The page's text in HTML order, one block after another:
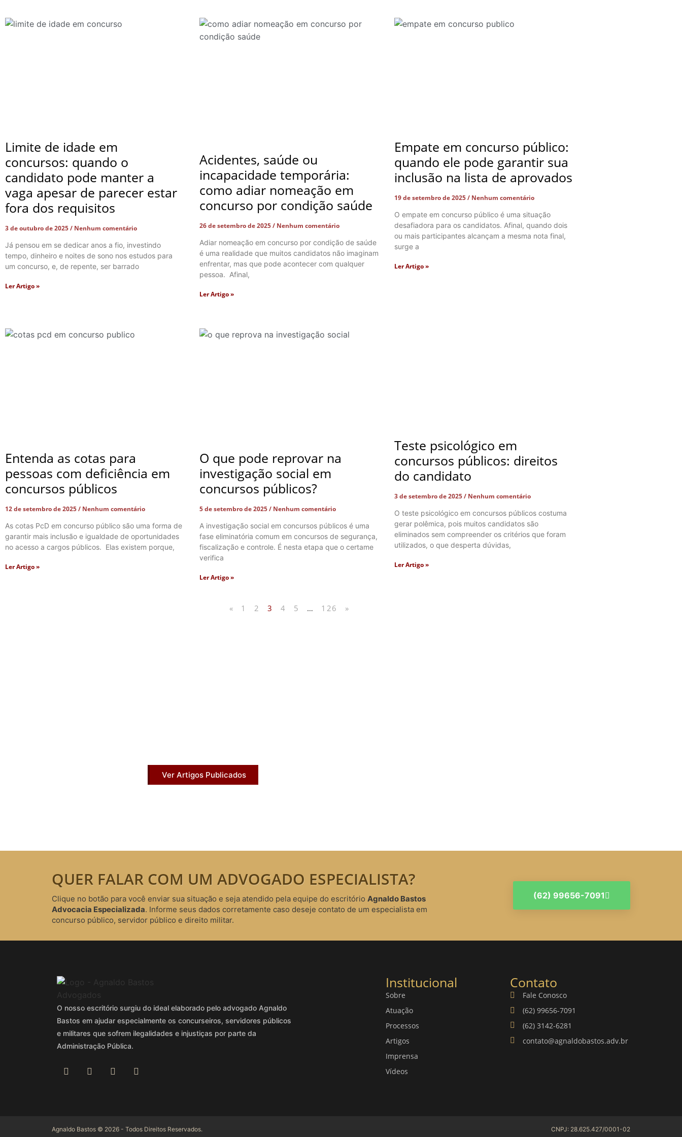
Limite de idade em
concursos: quando o
candidato pode manter a
vaga apesar de parecer estar
fora dos requisitos
3 de outubro de 2025
Nenhum comentário
Já pensou em se dedicar anos a fio, investindo
tempo, dinheiro e noites de sono nos estudos para
um concurso, e, de repente, ser barrado
Ler Artigo »
Acidentes, saúde ou
incapacidade temporária:
como adiar nomeação em
concurso por condição saúde
26 de setembro de 2025 Nenhum comentário
Adiar nomeação em concurso por condição de saúde
é uma realidade que muitos candidatos não imaginam
enfrentar, mas que pode acontecer com qualquer
pessoa. Afinal,
Ler Artigo »
Empate em concurso público:
quando ele pode garantir sua
inclusão na lista de aprovados
19 de setembro de 2025 Nenhum comentário
O empate em concurso público é uma situação
desafiadora para os candidatos. Afinal, quando dois
ou mais participantes alcançam a mesma nota final,
surge a
Ler Artigo »
Entenda as cotas para
pessoas com deficiência em
concursos públicos
12 de setembro de 2025
Nenhum comentário
As cotas PcD em concurso público são uma forma de
garantir mais inclusão e igualdade de oportunidades
no acesso a cargos públicos. Elas existem porque,
Ler Artigo »
O que pode reprovar na
investigação social em
concursos públicos?
5 de setembro de 2025 Nenhum comentário
A investigação social em concursos públicos é uma
fase eliminatória comum em concursos de segurança,
fiscalização e controle. É nesta etapa que o certame
verifica
Ler Artigo »
Teste psicológico em
concursos públicos: direitos
do candidato
3 de setembro de 2025 Nenhum comentário
O teste psicológico em concursos públicos costuma
gerar polêmica, pois muitos candidatos são
eliminados sem compreender os critérios que foram
utilizados, o que desperta dúvidas,
Ler Artigo »
« 1 2 3 4 5 … 126 »
Ver Artigos Publicados
QUER FALAR COM UM ADVOGADO ESPECIALISTA?
Clique no botão para você enviar sua situação e seja atendido pela equipe do escritório Agnaldo Bastos
Advocacia Especializada. Informe seus dados corretamente caso deseje contato de um especialista em
concurso público, servidor público e direito militar.
(62) 99656-7091
O nosso escritório surgiu do ideal elaborado pelo advogado Agnaldo
Bastos em ajudar especialmente os concurseiros, servidores públicos
e militares que sofrem ilegalidades e injustiças por parte da
Administração Pública.
Institucional
Sobre
Atuação
Processos
Artigos
Imprensa
Vídeos
Contato
Fale Conosco
(62) 99656-7091
(62) 3142-6281
contato@agnaldobastos.adv.br
Agnaldo Bastos © 2026 - Todos Direitos Reservados. CNPJ: 28.625.427/0001-02